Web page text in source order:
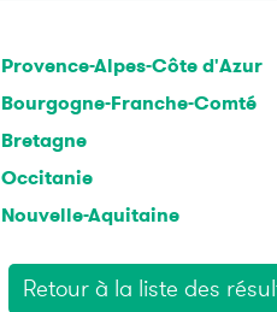
Provence-Alpes-Côte d'Azur
Bourgogne-Franche-Comté
Bretagne
Occitanie
Nouvelle-Aquitaine
Retour à la liste des